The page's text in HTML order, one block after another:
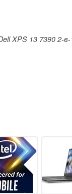
XPS 13 7390 2-